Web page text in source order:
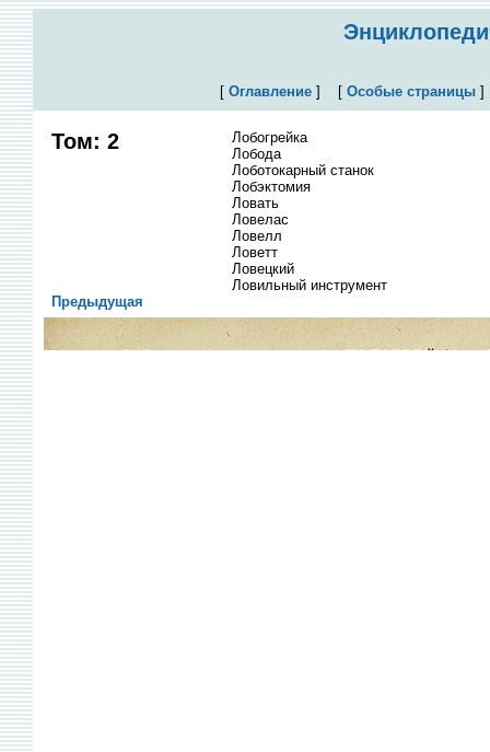
[ Оглавление] [ Особые страницы
Том: 2
Лобогрейка
Лобода
Лоботокарный станок
Лобэктомия
Ловать
Ловелас
Ловелл
Ловетт
Ловецкий
Ловильный инструмент
Предыдущая